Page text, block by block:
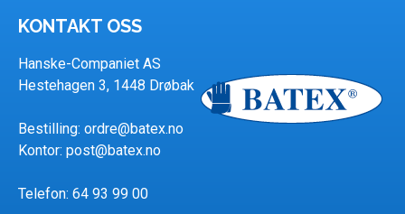
KONTAKT OSS
Hanske-Companiet AS
Hestehagen 3, 1448 Drøbak
Bestilling: ordre@batex.no
Kontor: post@batex.no
Telefon: 64 93 99 00